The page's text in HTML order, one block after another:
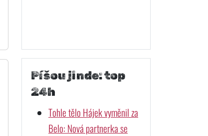
Píšou jinde: top
24h
Tohle tělo Hájek vyměnil za
Belo: Nová partnerka se